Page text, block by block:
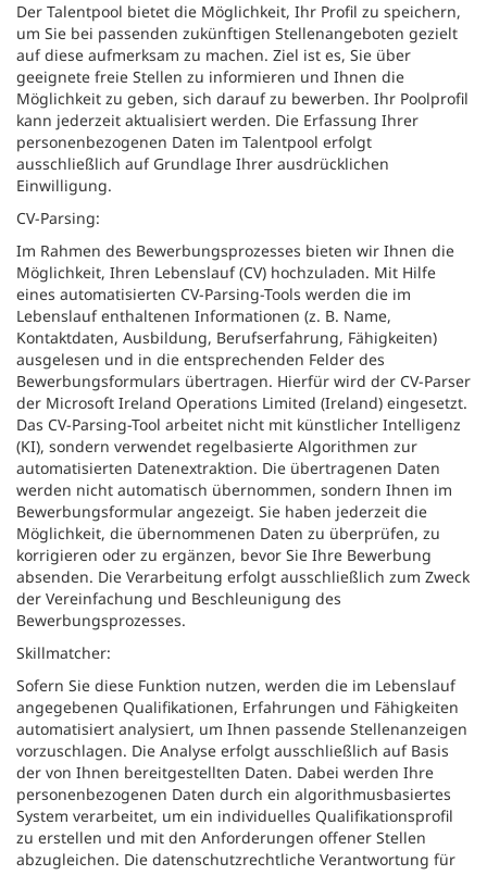
Der Talentpool bietet die Möglichkeit, Ihr Profil zu speichern,
um Sie bei passenden zukünftigen Stellenangeboten gezielt
auf diese aufmerksam zu machen. Ziel ist es, Sie über
geeignete freie Stellen zu informieren und Ihnen die
Möglichkeit zu geben, sich darauf zu bewerben. Ihr Poolprofil
kann jederzeit aktualisiert werden. Die Erfassung Ihrer
personenbezogenen Daten im Talentpool erfolgt
ausschließlich auf Grundlage Ihrer ausdrücklichen
Einwilligung.
CV-Parsing:
Im Rahmen des Bewerbungsprozesses bieten wir Ihnen die
Möglichkeit, Ihren Lebenslauf (CV) hochzuladen. Mit Hilfe
eines automatisierten CV-Parsing-Tools werden die im
Lebenslauf enthaltenen Informationen (z. B. Name,
Kontaktdaten, Ausbildung, Berufserfahrung, Fähigkeiten)
ausgelesen und in die entsprechenden Felder des
Bewerbungsformulars übertragen. Hierfür wird der CV-Parser
der Microsoft Ireland Operations Limited (Ireland) eingesetzt.
Das CV-Parsing-Tool arbeitet nicht mit künstlicher Intelligenz
(KI), sondern verwendet regelbasierte Algorithmen zur
automatisierten Datenextraktion. Die übertragenen Daten
werden nicht automatisch übernommen, sondern Ihnen im
Bewerbungsformular angezeigt. Sie haben jederzeit die
Möglichkeit, die übernommenen Daten zu überprüfen, zu
korrigieren oder zu ergänzen, bevor Sie Ihre Bewerbung
absenden. Die Verarbeitung erfolgt ausschließlich zum Zweck
der Vereinfachung und Beschleunigung des
Bewerbungsprozesses.
Skillmatcher:
Sofern Sie diese Funktion nutzen, werden die im Lebenslauf
angegebenen Qualifikationen, Erfahrungen und Fähigkeiten
automatisiert analysiert, um Ihnen passende Stellenanzeigen
vorzuschlagen. Die Analyse erfolgt ausschließlich auf Basis
der von Ihnen bereitgestellten Daten. Dabei werden Ihre
personenbezogenen Daten durch ein algorithmusbasiertes
System verarbeitet, um ein individuelles Qualifikationsprofil
zu erstellen und mit den Anforderungen offener Stellen
abzugleichen. Die datenschutzrechtliche Verantwortung für